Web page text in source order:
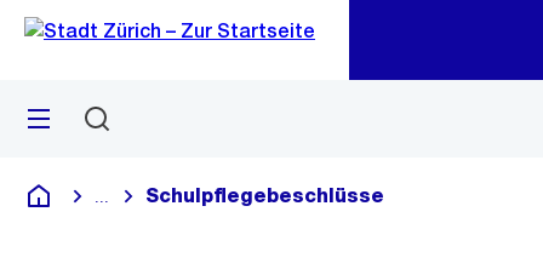
Navigation
Sprunglink
Menü
Deutsch
Blende alle Breadcrumbs ein
Schulpflegebeschlüsse